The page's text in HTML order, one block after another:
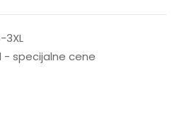
3XL
- specijalne cene